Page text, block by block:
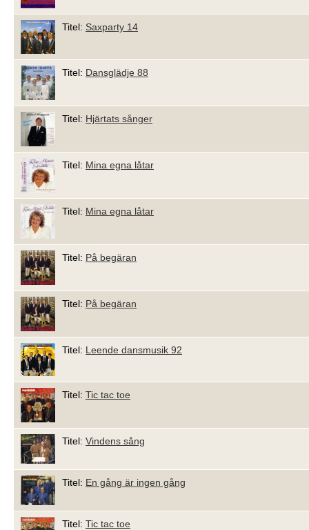
Titel: Saxparty 14
Titel: Dansglädje 88
Titel: Hjärtats sånger
Titel: Mina egna låtar
Titel: Mina egna låtar
Titel: På begäran
Titel: På begäran
Titel: Leende dansmusik 92
Titel: Tic tac toe
Titel: Vindens sång
Titel: En gång är ingen gång
Titel: Tic tac toe